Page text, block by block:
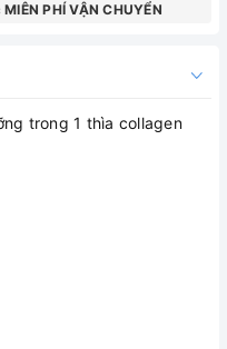
MIÊN PHÍ VẬN CHUYỂN
trong 1 thìa collagen